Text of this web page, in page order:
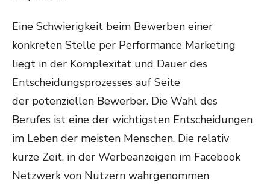
Eine Schwierigkeit beim Bewerben einer
konkreten Stelle per Performance Marketing
liegt in der Komplexität und Dauer des
Entscheidungsprozesses auf Seite
der potenziellen Bewerber. Die Wahl des
Berufes ist eine der wichtigsten Entscheidungen
im Leben der meisten Menschen. Die relativ
kurze Zeit, in der Werbeanzeigen im Facebook
Netzwerk von Nutzern wahrgenommen